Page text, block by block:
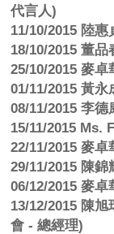
代言人)
11/10/2015 陸
18/10/2015 董
25/10/2015 麥
01/11/2015 黃
08/11/2015 李
15/11/2015 Ms.
22/11/2015 麥
29/11/2015 陳
06/12/2015 麥
13/12/2015 陳
會 - 總經理)